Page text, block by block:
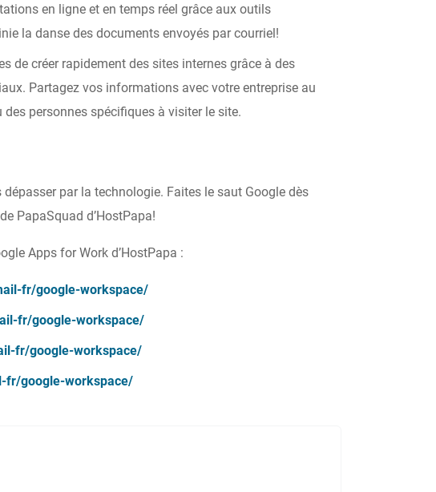
en ligne et en temps réel grâce aux outils
la danse des documents envoyés par courriel!
de créer rapidement des sites internes grâce à des
Partagez vos informations avec votre entreprise au
personnes spécifiques à visiter le site.
par la technologie. Faites le saut Google dès
PapaSquadd’HostPapa!
Apps for Work d’HostPapa :
fr/google-workspace/
fr/google-workspace/
fr/google-workspace/
fr/google-workspace/